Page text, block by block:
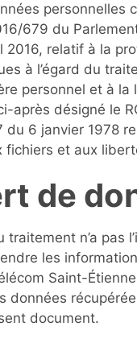
personnelles
679 du
2016, relatif à la
à l’égard du
personnel et à la
après désigné le
du 6 janvier 1978
fichiers et aux
de
n’a pas
les
Saint-
données
document.